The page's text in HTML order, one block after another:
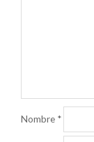
Nombre *